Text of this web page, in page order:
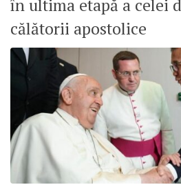
în ultima etapă a celei
călătorii apostolice